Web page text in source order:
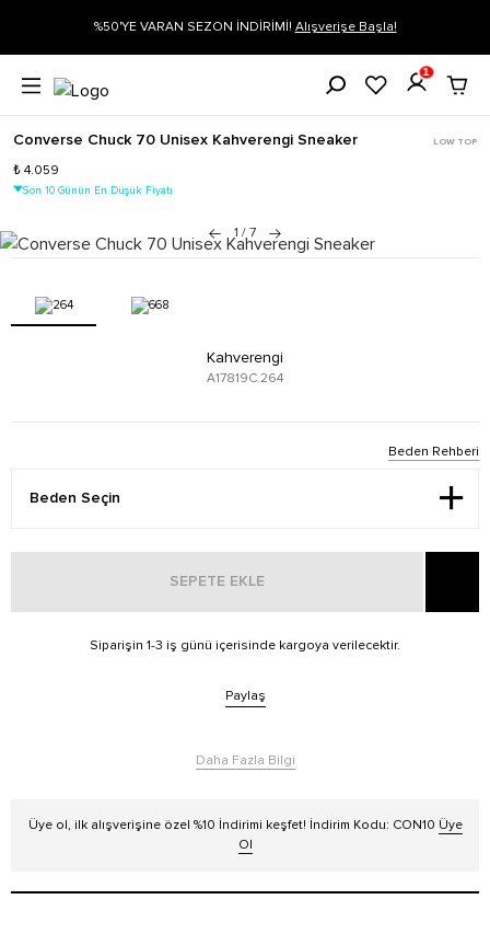
%50'YE VARAN SEZON İNDİRİMİ! Alışverişe Başla!
1
Converse Chuck 70 Unisex Kahverengi Sneaker LOW TOP
₺ 4.059
Son 10 Günün En Düşük Fiyatı
1 / 7
Kahverengi
A17819C.264
Beden Rehberi
SEPETE EKLE
Siparişin 1-3 iş günü içerisinde kargoya verilecektir.
Paylaş
Daha Fazla Bilgi
Üye ol, ilk alışverişine özel %10 İndirimi keşfet! İndirim Kodu: CON10 Üye
Ol